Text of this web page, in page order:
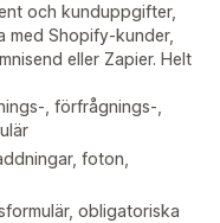
och kunduppgifter,
med Shopify-kunder,
eller Zapier. Helt
, förfrågnings-,
foton,
obligatoriska